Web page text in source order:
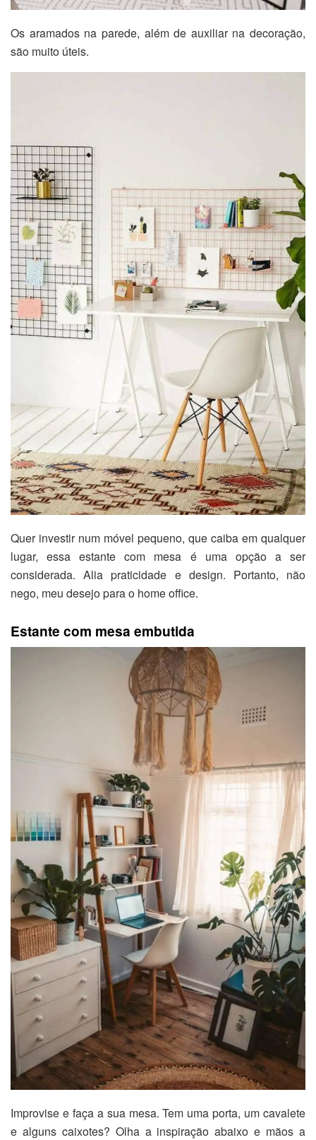
Os aramados na parede, além de auxiliar na decoração,
são muito úteis.
Quer investir num móvel pequeno, que caiba em qualquer
lugar, essa estante com mesa é uma opção a ser
considerada. Alia praticidade e design. Portanto, não
nego, meu desejo para o home office.
Estante com mesa embutida
Improvise e faça a sua mesa. Tem uma porta, um cavalete
e alguns caixotes? Olha a inspiração abaixo e mãos a